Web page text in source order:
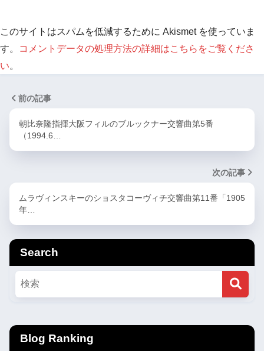
このサイトはスパムを低減するために Akismet を使っていま
す。
コメントデータの処理方法の詳細はこちらをご覧くださ
い。
前の記事
朝比奈隆指揮大阪フィルのブルックナー交響曲第5番
（1994.6…
次の記事
ムラヴィンスキーのショスタコーヴィチ交響曲第11番「1905
年…
Search
Blog Ranking